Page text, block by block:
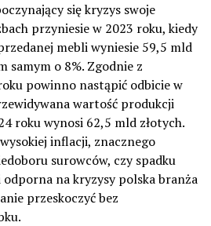
się kryzys swoje
przyniesie w 2023 roku, kiedy
mebli wyniesie 59,5 mld
samym o 8%. Zgodnie z
powinno nastąpić odbicie w
wartość produkcji
roku wynosi 62,5 mld złotych.
inflacji, znacznego
surowców, czy spadku
na kryzysy polska branża
przeskoczyć bez